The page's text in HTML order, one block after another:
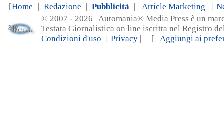
[Home | Redazione | Pubblicità | Article Marketing |
© 2007 - 2026 Automania® Media Press è un
Testata Giornalistica on line iscritta nel Registro
Condizioni d'uso | Privacy | [ Aggiungi ai